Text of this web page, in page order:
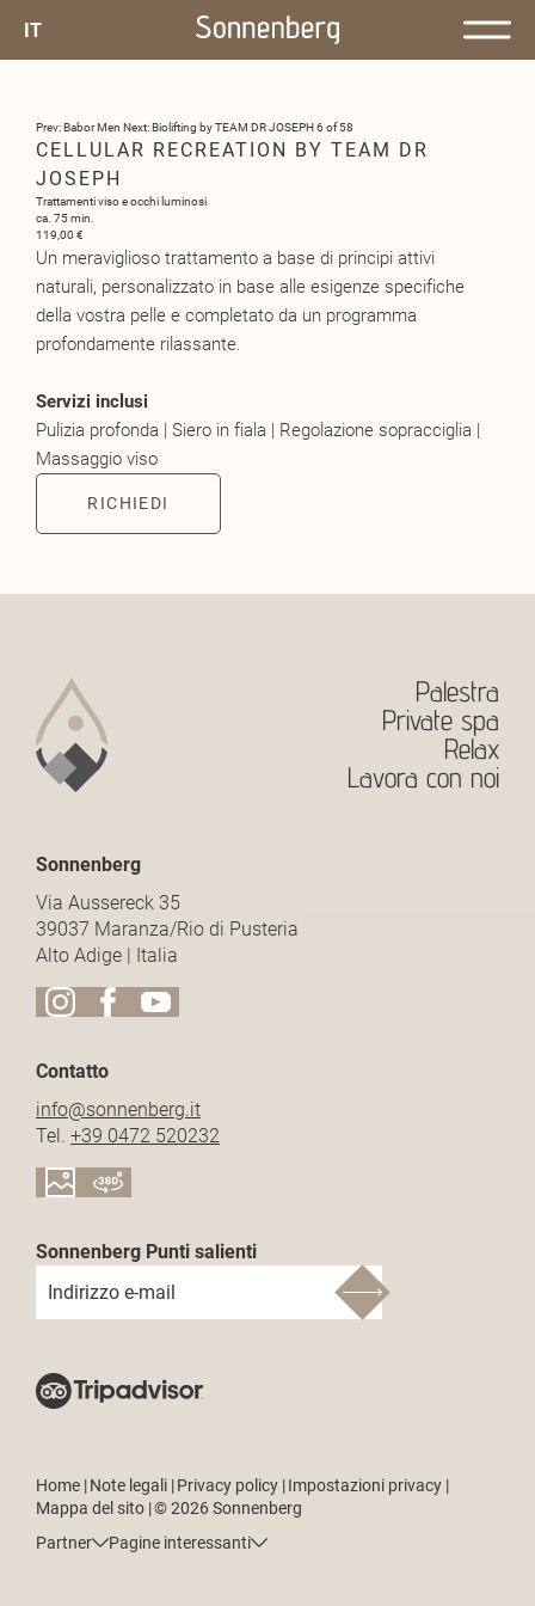
IT
Prev: Babor Men Next: Biolifting by TEAM DR JOSEPH6 of 58
CELLULAR RECREATION BY TEAM DR
JOSEPH
Trattamenti viso e occhi luminosi
ca. 75 min.
119,00 €
Un meraviglioso trattamento a base di principi attivi
naturali, personalizzato in base alle esigenze specifiche
della vostra pelle e completato da un programma
profondamente rilassante.
Servizi inclusi
Pulizia profonda | Siero in fiala | Regolazione sopracciglia |
Massaggio viso
RICHIEDI
Palestra
Private spa
Relax
Lavora con noi
Sonnenberg
Via Aussereck 35
39037 Maranza/Rio di Pusteria
Alto Adige | Italia
Contatto
info@sonnenberg.it
Tel. +39 0472 520232
Sonnenberg Punti salienti
Indirizzo e-mail
Home |Note legali |Privacy policy |Impostazioni privacy |
Mappa del sito |© 2026 Sonnenberg
Partner
Pagine interessanti